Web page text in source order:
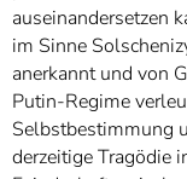
auseinandersetzen
im Sinne
anerkannt und von
Putin-Regime
Selbstbestimmung
derzeitige Tragödie